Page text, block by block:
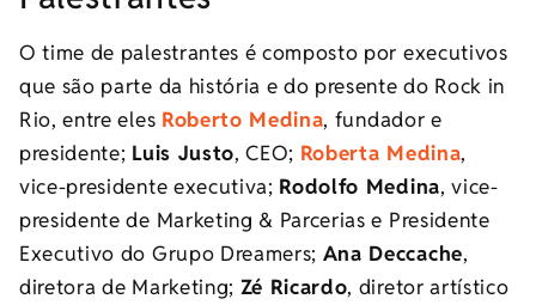
O time de palestrantes é composto por executivos
que são parte da história e do presente do Rock in
Rio, entre eles Roberto Medina, fundador e
presidente; Luis Justo, CEO; Roberta Medina,
vice-presidente executiva; Rodolfo Medina, vice-
presidente de Marketing & Parcerias e Presidente
Executivo do Grupo Dreamers; Ana Deccache,
diretora de Marketing; Zé Ricardo, diretor artístico